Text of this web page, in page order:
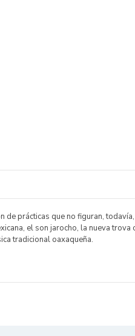
prácticas que no figuran,
el son jarocho, la nueva trova
tradicional oaxaqueña.